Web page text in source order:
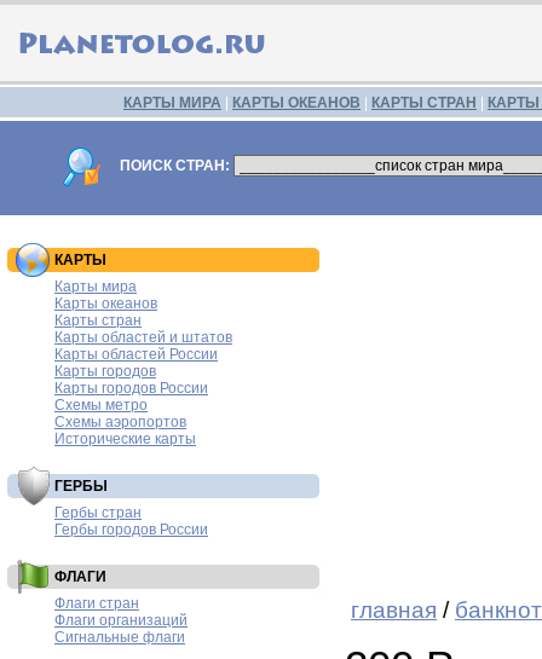
КАРТЫ МИРА КАРТЫ ОКЕАНОВ КАРТЫ СТРАН
ПОИСК СТРАН:
КАРТЫ
Карты мира
Карты океанов
Карты стран
Карты областей и штатов
Карты областей России
Карты городов
Карты городов России
Схемы метро
Схемы аэропортов
Исторические карты
ГЕРБЫ
Гербы стран
Гербы городов России
ФЛАГИ
Флаги стран
Флаги организаций
Сигнальные флаги
главная /